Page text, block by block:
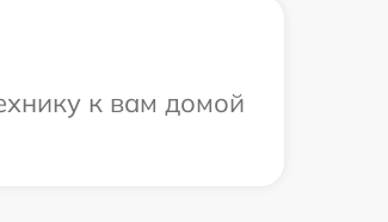
к вам домой